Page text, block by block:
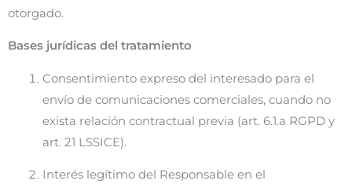
otorgado.
Bases jurídicas del tratamiento
Consentimiento expreso del interesado para el
envío de comunicaciones comerciales, cuando no
exista relación contractual previa (art. 6.1.a RGPD y
art. 21 LSSICE).
Interés legítimo del Responsable en el